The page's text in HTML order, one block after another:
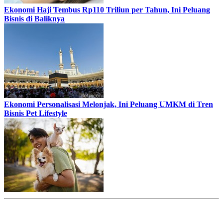
Ekonomi Haji Tembus Rp110 Triliun per Tahun, Ini Peluang
Bisnis di Baliknya
Ekonomi Personalisasi Melonjak, Ini Peluang UMKM di Tren
Bisnis Pet Lifestyle